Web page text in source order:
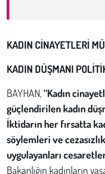
KADIN CİNAYETLERİ
KADIN DÜŞMANI
BAYHAN,“Kadın
güçlendirilen kadın
İktidarın her fırsatta
söylemleri ve
uygulayanları
Bakanlığın kadınların
Son Dakika
Kent
Eğlence